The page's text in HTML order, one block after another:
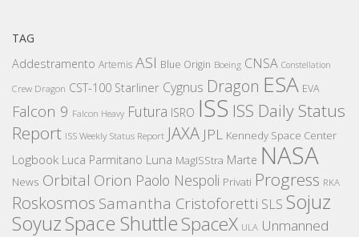
TAG
Addestramento Artemis ASI Blue Origin Boeing CNSA Constellation
Crew Dragon CST-100 Starliner Cygnus Dragon ESA EVA
Falcon 9 Falcon Heavy Futura ISRO ISS ISS Daily Status
Report ISS Weekly Status Report JAXA JPL Kennedy Space Center
Logbook Luca Parmitano Luna MagISStra Marte NASA
News Orbital Orion Paolo Nespoli Privati Progress RKA
Roskosmos Samantha Cristoforetti SLS Sojuz
SoyuzSpace ShuttleSpaceX ULA Unmanned